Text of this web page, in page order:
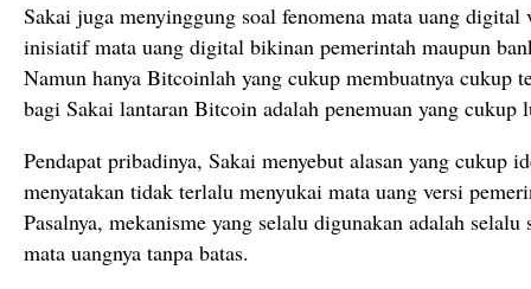
Sakai juga menyinggung soal fenomena mata uang digital
inisiatif mata uang digital bikinan pemerintah maupun
Namun hanya Bitcoinlah yang cukup membuatnya cukup
bagi Sakai lantaran Bitcoin adalah penemuan yang cukup
Pendapat pribadinya, Sakai menyebut alasan yang cukup
menyatakan tidak terlalu menyukai mata uang versi
Pasalnya, mekanisme yang selalu digunakan adalah
mata uangnya tanpa batas.